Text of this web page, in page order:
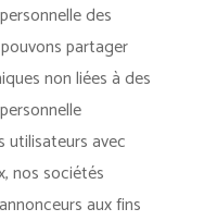
des
partager
non liées à des
utilisateurs avec
nos sociétés
aux fins